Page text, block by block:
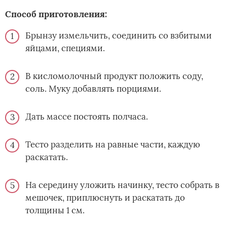
Способ приготовления:
Брынзу измельчить, соединить со взбитыми
яйцами, специями.
В кисломолочный продукт положить соду,
соль. Муку добавлять порциями.
Дать массе постоять полчаса.
Тесто разделить на равные части, каждую
раскатать.
На середину уложить начинку, тесто собрать в
мешочек, приплюснуть и раскатать до
толщины 1 см.